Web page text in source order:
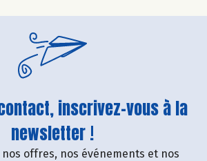
inscrivez-vous à la
newsletter !
offres, nos événements et nos